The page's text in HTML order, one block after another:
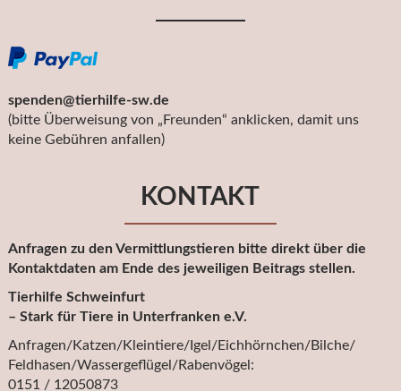
spenden@tierhilfe-sw.de
(bitte Überweisung von „Freunden“ anklicken, damit uns
keine Gebühren anfallen)
KONTAKT
Anfragen zu den Vermittlungstieren bitte direkt über die
Kontaktdaten am Ende des jeweiligen Beitrags stellen.
Tierhilfe Schweinfurt
– Stark für Tiere in Unterfranken e.V.
Anfragen/Katzen/Kleintiere/Igel/Eichhörnchen/Bilche/
Feldhasen/Wassergeflügel/Rabenvögel:
0151 / 12050873